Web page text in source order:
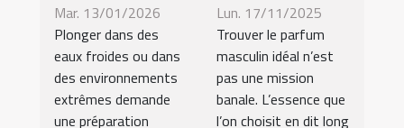
Mar. 13/01/2026
Plonger dans des
eaux froides ou dans
des environnements
extrêmes demande
une préparation
Lun. 17/11/2025
Trouver le parfum
masculin idéal n’est
pas une mission
banale. L’essence que
l’on choisit en dit long